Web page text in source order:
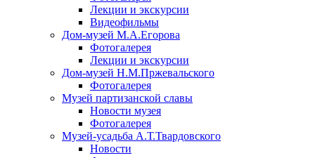
Лекции и экскурсии
Видеофильмы
Дом-музей М.А.Егорова
Фотогалерея
Лекции и экскурсии
Дом-музей Н.М.Пржевальского
Фотогалерея
Музей партизанской славы
Новости музея
Фотогалерея
Музей-усадьба А.Т.Твардовского
Новости